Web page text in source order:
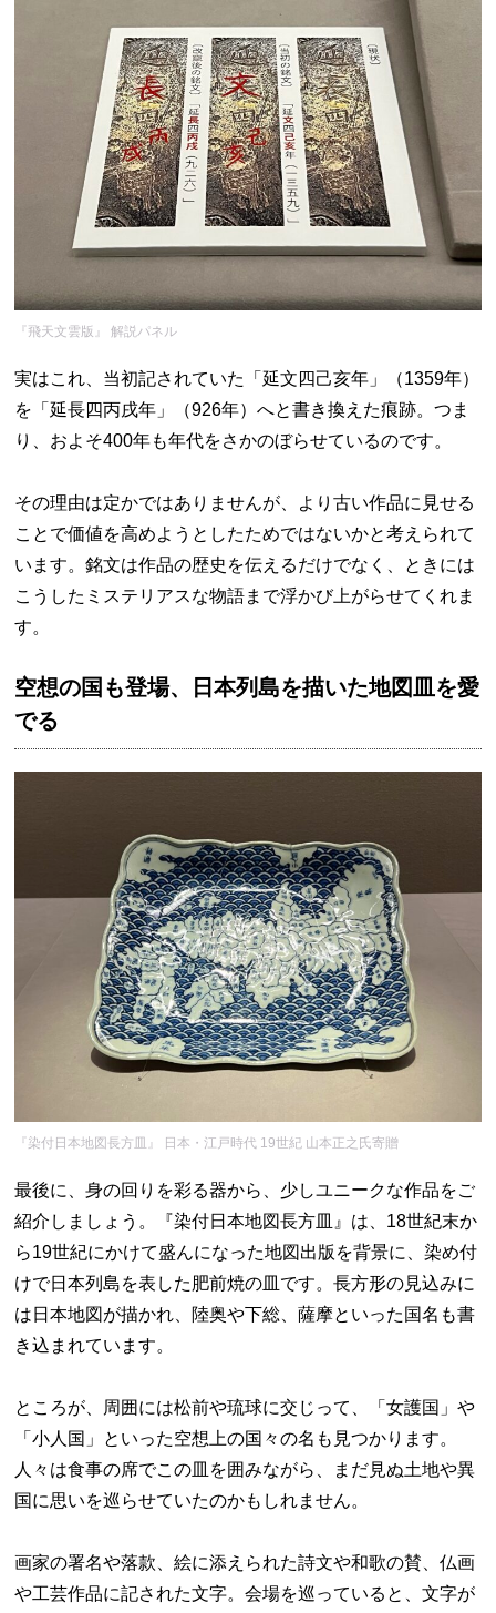
『飛天文雲版』 解説パネル
実はこれ、当初記されていた「延文四己亥年」（1359年）
を「延長四丙戌年」（926年）へと書き換えた痕跡。つま
り、およそ400年も年代をさかのぼらせているのです。
その理由は定かではありませんが、より古い作品に見せる
ことで価値を高めようとしたためではないかと考えられて
います。銘文は作品の歴史を伝えるだけでなく、ときには
こうしたミステリアスな物語まで浮かび上がらせてくれま
す。
空想の国も登場、日本列島を描いた地図皿を愛
でる
『染付日本地図長方皿』 日本・江戸時代 19世紀 山本正之氏寄贈
最後に、身の回りを彩る器から、少しユニークな作品をご
紹介しましょう。『染付日本地図長方皿』は、18世紀末か
ら19世紀にかけて盛んになった地図出版を背景に、染め付
けで日本列島を表した肥前焼の皿です。長方形の見込みに
は日本地図が描かれ、陸奥や下総、薩摩といった国名も書
き込まれています。
ところが、周囲には松前や琉球に交じって、「女護国」や
「小人国」といった空想上の国々の名も見つかります。
人々は食事の席でこの皿を囲みながら、まだ見ぬ土地や異
国に思いを巡らせていたのかもしれません。
画家の署名や落款、絵に添えられた詩文や和歌の賛、仏画
や工芸作品に記された文字。会場を巡っていると、文字が